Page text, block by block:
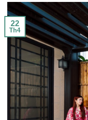
22
Th4